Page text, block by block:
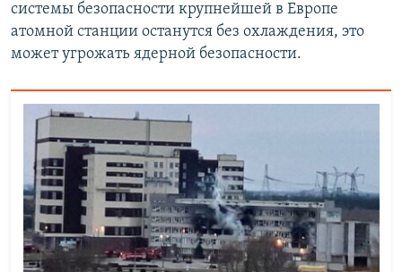
системы безопасности крупнейшей в Европе
атомной станции останутся без охлаждения, это
может угрожать ядерной безопасности.